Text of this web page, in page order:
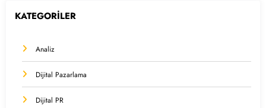
KATEGORİLER
Analiz
Dijital Pazarlama
Dijital PR